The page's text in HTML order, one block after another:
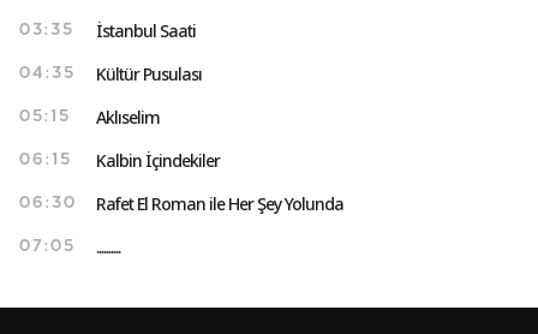
03:35 İstanbul Saati
04:35 Kültür Pusulası
05:15 Aklıselim
06:15 Kalbin İçindekiler
06:30 Rafet El Roman ile Her Şey Yolunda
07:05 ..........